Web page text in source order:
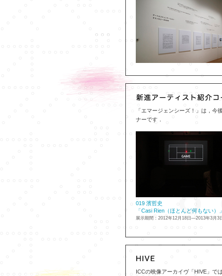
「エマージェンシーズ！」は，
ナーです．
019 濱哲史
「Casi Rien（ほとんど何もない）
展示期間：2012年12月18日—2013年3月3
ICCの映像アーカイヴ「HIVE」で